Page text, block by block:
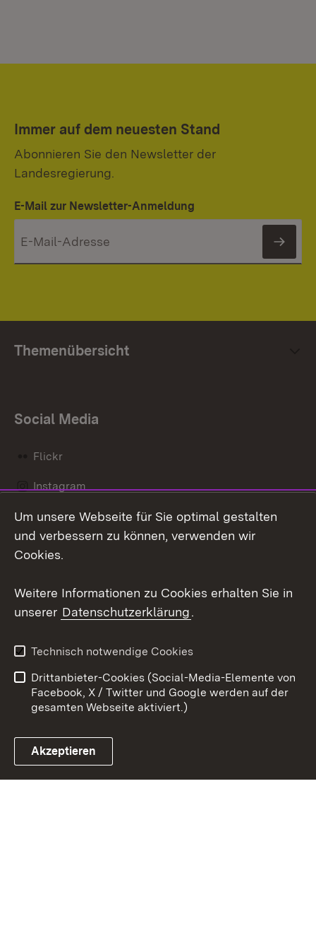
Immer auf dem neuesten Stand
Abonnieren Sie den Newsletter der
Landesregierung.
E-Mail zur Newsletter-Anmeldung
Themenübersicht
Social Media
Flickr
Instagram
Social Wall
Link zum Landesportal
Barrierefreiheit
Benutzungshinweise
Impressum
Cookies
Um unsere Webseite für Sie optimal gestalten
und verbessern zu können, verwenden wir
Cookies.
Weitere Informationen zu Cookies erhalten Sie in
unserer Datenschutzerklärung.
Technisch notwendige Cookies
Drittanbieter-Cookies (Social-Media-Elemente von
Facebook, X / Twitter und Google werden auf der
gesamten Webseite aktiviert.)
Akzeptieren